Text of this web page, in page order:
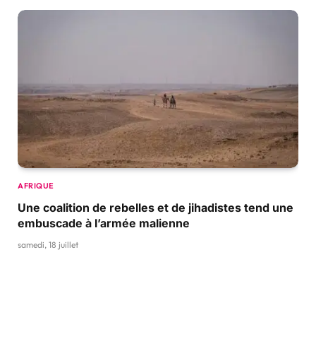
AFRIQUE
Une coalition de rebelles et de jihadistes tend une
embuscade à l’armée malienne
samedi, 18 juillet